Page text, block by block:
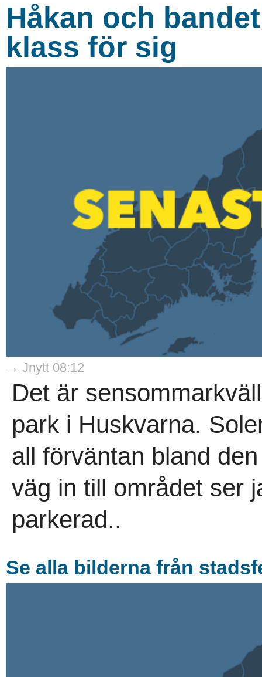
Håkan och
klass för sig
→ Jnytt 08:12
Det är
park i Huskvarna.
all förväntan bland
väg in till området ser
parkerad..
Se alla bilderna från